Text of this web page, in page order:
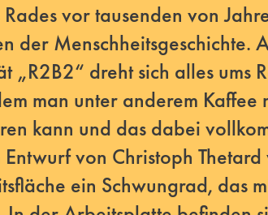
vor tausenden von
der Menschheitsgeschichte.
„R2B2“ dreht sich alles ums
man unter anderem
kann und das dabei
Entwurf von Christoph
ein Schwungrad, das